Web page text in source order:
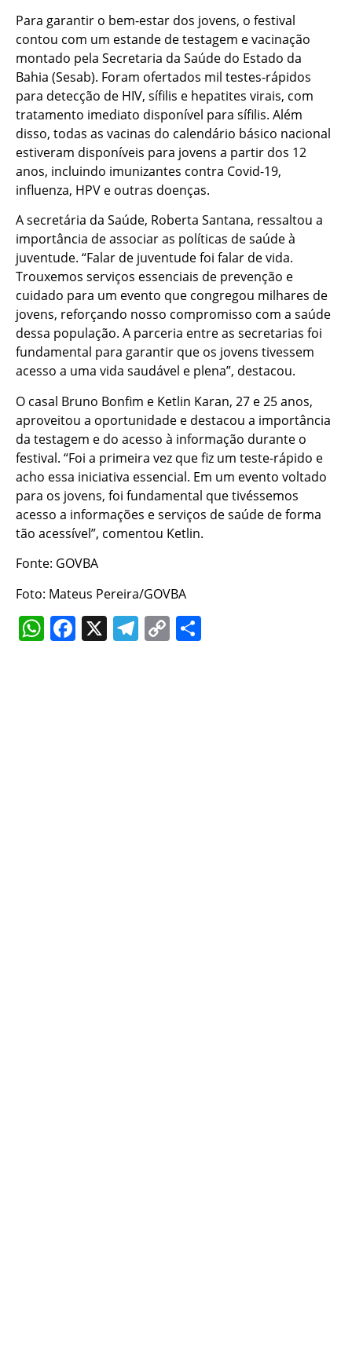
Para garantir o bem-estar dos jovens, o festival
contou com um estande de testagem e vacinação
montado pela Secretaria da Saúde do Estado da
Bahia (Sesab). Foram ofertados mil testes-rápidos
para detecção de HIV, sífilis e hepatites virais, com
tratamento imediato disponível para sífilis. Além
disso, todas as vacinas do calendário básico nacional
estiveram disponíveis para jovens a partir dos 12
anos, incluindo imunizantes contra Covid-19,
influenza, HPV e outras doenças.
A secretária da Saúde, Roberta Santana, ressaltou a
importância de associar as políticas de saúde à
juventude. “Falar de juventude foi falar de vida.
Trouxemos serviços essenciais de prevenção e
cuidado para um evento que congregou milhares de
jovens, reforçando nosso compromisso com a saúde
dessa população. A parceria entre as secretarias foi
fundamental para garantir que os jovens tivessem
acesso a uma vida saudável e plena”, destacou.
O casal Bruno Bonfim e Ketlin Karan, 27 e 25 anos,
aproveitou a oportunidade e destacou a importância
da testagem e do acesso à informação durante o
festival. “Foi a primeira vez que fiz um teste-rápido e
acho essa iniciativa essencial. Em um evento voltado
para os jovens, foi fundamental que tivéssemos
acesso a informações e serviços de saúde de forma
tão acessível”, comentou Ketlin.
Fonte: GOVBA
Foto: Mateus Pereira/GOVBA
WhatsApp
Facebook
X Telegram
Copy